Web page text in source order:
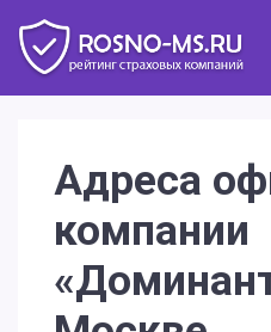
Адреса
компании